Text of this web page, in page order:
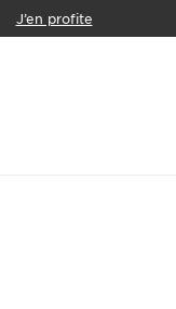
J’en profite